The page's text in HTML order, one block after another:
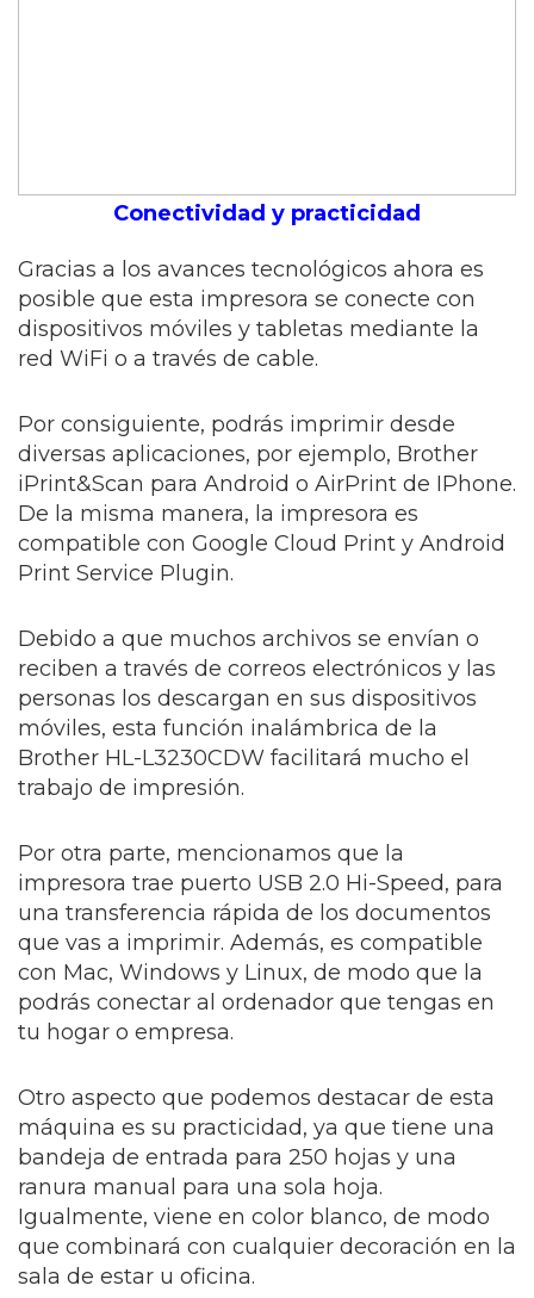
Conectividad y practicidad
Gracias a los avances tecnológicos ahora es
posible que esta impresora se conecte con
dispositivos móviles y tabletas mediante la
red WiFi o a través de cable.
Por consiguiente, podrás imprimir desde
diversas aplicaciones, por ejemplo, Brother
iPrint&Scan para Android o AirPrint de IPhone.
De la misma manera, la impresora es
compatible con Google Cloud Print y Android
Print Service Plugin.
Debido a que muchos archivos se envían o
reciben a través de correos electrónicos y las
personas los descargan en sus dispositivos
móviles, esta función inalámbrica de la
Brother HL-L3230CDW facilitará mucho el
trabajo de impresión.
Por otra parte, mencionamos que la
impresora trae puerto USB 2.0 Hi-Speed, para
una transferencia rápida de los documentos
que vas a imprimir. Además, es compatible
con Mac, Windows y Linux, de modo que la
podrás conectar al ordenador que tengas en
tu hogar o empresa.
Otro aspecto que podemos destacar de esta
máquina es su practicidad, ya que tiene una
bandeja de entrada para 250 hojas y una
ranura manual para una sola hoja.
Igualmente, viene en color blanco, de modo
que combinará con cualquier decoración en la
sala de estar u oficina.